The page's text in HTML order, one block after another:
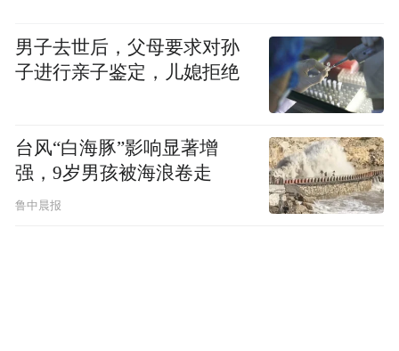
男子去世后，父母要求对孙
子进行亲子鉴定，儿媳拒绝
台风“白海豚”影响显著增
强，9岁男孩被海浪卷走
鲁中晨报